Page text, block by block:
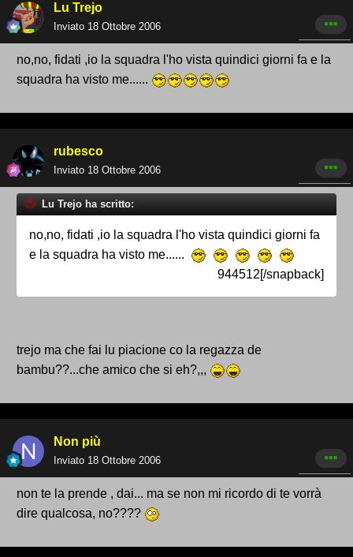
Lu Trejo
Inviato 18 Ottobre 2006
no,no, fidati ,io la squadra l'ho vista quindici giorni fa e la
squadra ha visto me......
rubesco
Inviato 18 Ottobre 2006
Lu Trejo ha scritto:
no,no, fidati ,io la squadra l'ho vista quindici giorni fa
e la squadra ha visto me......
944512[/snapback]
trejo ma che fai lu piacione co la regazza de
bambu??...che amico che si eh?,,,
Non più
Inviato 18 Ottobre 2006
non te la prende , dai... ma se non mi ricordo di te vorrà
dire qualcosa, no????